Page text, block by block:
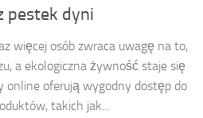
pestek dyni
więcej osób zwraca uwagę na to,
a ekologiczna żywność staje się
online oferują wygodny dostęp do
takich jak...